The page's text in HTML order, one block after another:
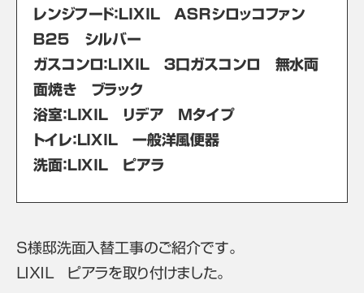
レンジフード：ＬＩＸＩＬ ＡＳＲシロッコファン
Ｂ２５ シルバー
ガスコンロ：ＬＩＸＩＬ ３口ガスコンロ 無水両
面焼き ブラック
浴室：ＬＩＸＩＬ リデア Ｍタイプ
トイレ：ＬＩＸＩＬ 一般洋風便器
洗面：ＬＩＸＩＬ ピアラ
Ｓ様邸洗面入替工事のご紹介です。
ＬＩＸＩＬ ピアラを取り付けました。